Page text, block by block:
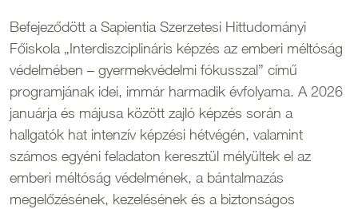
Befejeződött a Sapientia Szerzetesi Hittudományi
Főiskola „Interdiszciplináris képzés az emberi méltóság
védelmében – gyermekvédelmi fókusszal” című
programjának idei, immár harmadik évfolyama. A 2026
januárja és májusa között zajló képzés során a
hallgatók hat intenzív képzési hétvégén, valamint
számos egyéni feladaton keresztül mélyültek el az
emberi méltóság védelmének, a bántalmazás
megelőzésének, kezelésének és a biztonságos